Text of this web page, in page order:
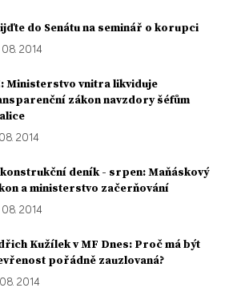
do Senátu na seminář o korupci
08. 2014
Ministerstvo vnitra likviduje
zákon navzdory šéfům
08. 2014
deník - srpen: Maňáskový
a ministerstvo začerňování
08. 2014
Kužílek v MF Dnes: Proč má být
pořádně zauzlovaná?
08. 2014